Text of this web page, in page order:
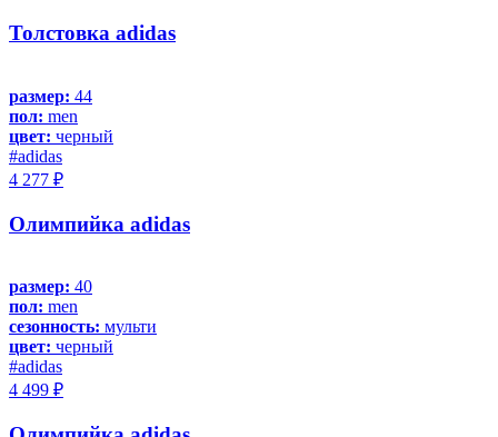
Толстовка adidas
размер: 44
пол: men
цвет: черный
#adidas
4 277 ₽
Олимпийка adidas
размер: 40
пол: men
сезонность: мульти
цвет: черный
#adidas
4 499 ₽